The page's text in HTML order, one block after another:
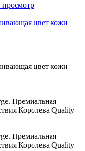
цвет кожи
цвет кожи
Премиальная
Королева Quality
Премиальная
Королева Quality